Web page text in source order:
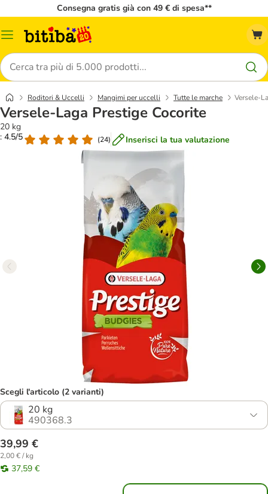
Consegna gratis già con 49 € di spesa**
Overview
Cerca
Roditori & Uccelli Mangimi per uccelli Tutte le marche Versele-
Versele-Laga Prestige Cocorite
20 kg
: 4.5/5
(24) Inserisci la tua valutazione
Scegli l'articolo (2 varianti)
20 kg
490368.3
39,99 €
2,00 € / kg
37,59 €